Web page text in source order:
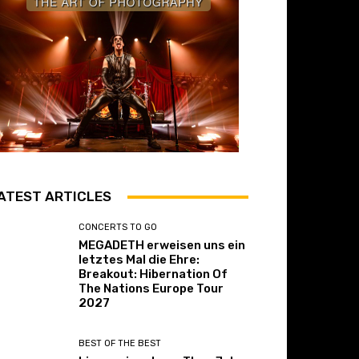
ARTICLES
CONCERTS TO GO
MEGADETH erweisen uns ein
letztes Mal die Ehre:
Breakout: Hibernation Of
The Nations Europe Tour
2027
BEST OF THE BEST